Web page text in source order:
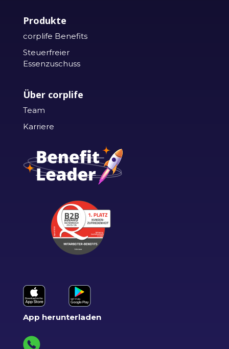
Produkte
corplife Benefits
Steuerfreier
Essenzuschuss
Über corplife
Team
Karriere
App herunterladen